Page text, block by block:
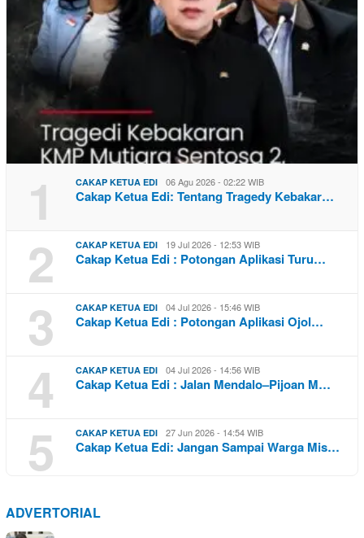
1 CAKAP KETUA EDI 06 Agu 2026 - 02:22 WIB
Cakap Ketua Edi: Tentang Tragedy Kebakar…
2 CAKAP KETUA EDI 19 Jul 2026 - 12:53 WIB
Cakap Ketua Edi : Potongan Aplikasi Turu…
3 CAKAP KETUA EDI 04 Jul 2026 - 15:46 WIB
Cakap Ketua Edi : Potongan Aplikasi Ojol…
4 CAKAP KETUA EDI 04 Jul 2026 - 14:56 WIB
Cakap Ketua Edi : Jalan Mendalo–Pijoan M…
5 CAKAP KETUA EDI 27 Jun 2026 - 14:54 WIB
Cakap Ketua Edi: Jangan Sampai Warga Mis…
ADVERTORIAL